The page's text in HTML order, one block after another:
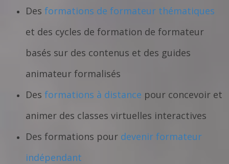
Des formations de formateur thématiques
et des cycles de formation de formateur
basés sur des contenus et des guides
animateur formalisés
Des formations à distance pour concevoir et
animer des classes virtuelles interactives
Des formations pour devenir formateur
indépendant